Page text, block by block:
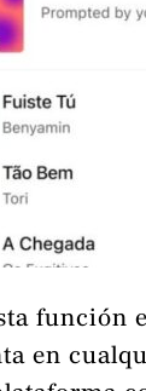
función
en